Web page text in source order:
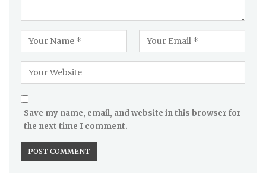
Save my name, email, and website in this browser for
the next time I comment.